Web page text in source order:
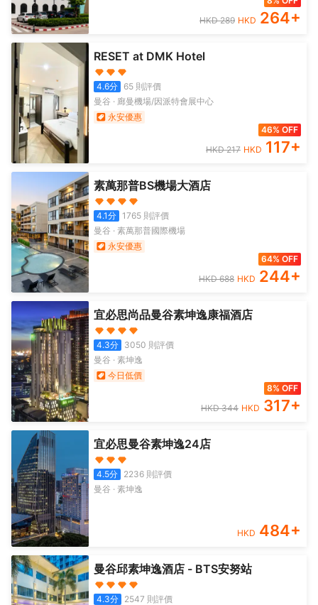
HKD289 HKD 264+
RESET at DMK Hotel
4.6分 65則評價
曼谷 · 廊曼機場/因派特會展中心
永安優惠
46% OFF
HKD217 HKD 117+
素萬那普BS機場大酒店
4.1分 1765則評價
曼谷 · 素萬那普國際機場
永安優惠
64% OFF
HKD688 HKD 244+
宜必思尚品曼谷素坤逸康福酒店
4.3分 3050 則評價
曼谷 · 素坤逸
今日低價
8% OFF
HKD344 HKD 317+
宜必思曼谷素坤逸24店
4.5分 2236則評價
曼谷 · 素坤逸
HKD 484+
曼谷邱素坤逸酒店 - BTS安努站
4.3分 2547 則評價